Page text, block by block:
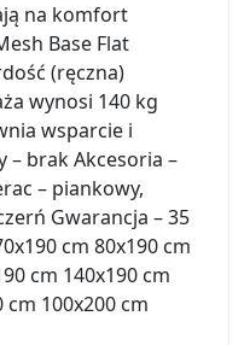
na komfort
Base Flat
(ręczna)
wynosi 140 kg
wsparcie i
– brak Akcesoria –
– piankowy,
Gwarancja – 35
cm 80x190 cm
cm 140x190 cm
cm 100x200 cm